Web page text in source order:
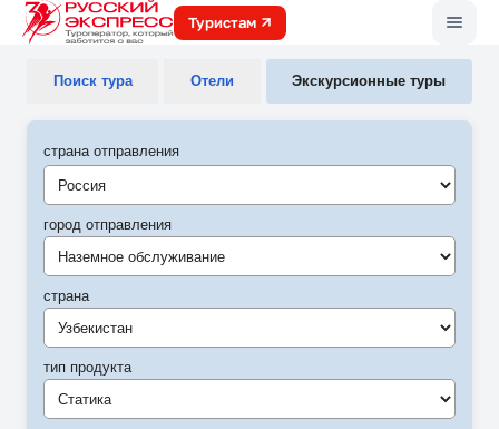
Туристам
Поиск тура Отели Экскурсионные туры
страна отправления
город отправления
Наземное обслуживание
страна
Узбекистан
тип продукта
Статика